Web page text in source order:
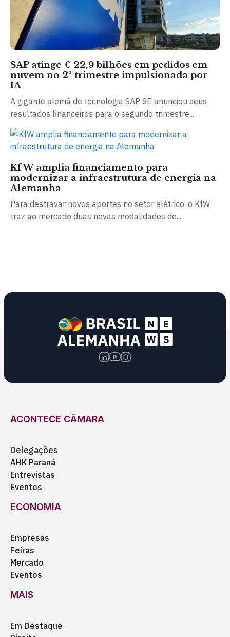
SAP atinge € 22,9 bilhões em pedidos em
nuvem no 2º trimestre impulsionada por
IA
A gigante alemã de tecnologia SAP SE anunciou seus
resultados financeiros para o segundo trimestre...
KfW amplia financiamento para
modernizar a infraestrutura de energia na
Alemanha
Para destravar novos aportes no setor elétrico, o KfW
traz ao mercado duas novas modalidades de...
ACONTECE CÂMARA
Delegações
AHK Paraná
Entrevistas
Eventos
ECONOMIA
Empresas
Feiras
Mercado
Eventos
MAIS
Em Destaque